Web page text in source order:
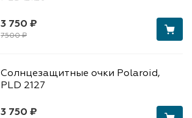
3 750 ₽
7500 ₽
3 750 ₽
Солнцезащитные очки Polaroid,
PLD 2127